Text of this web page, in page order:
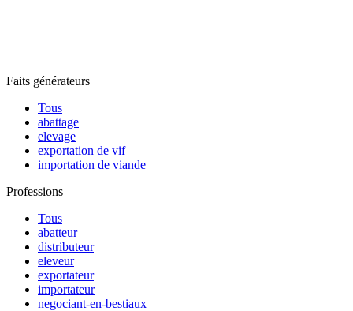
Faits générateurs
Tous
abattage
elevage
exportation de vif
importation de viande
Professions
Tous
abatteur
distributeur
eleveur
exportateur
importateur
negociant-en-bestiaux